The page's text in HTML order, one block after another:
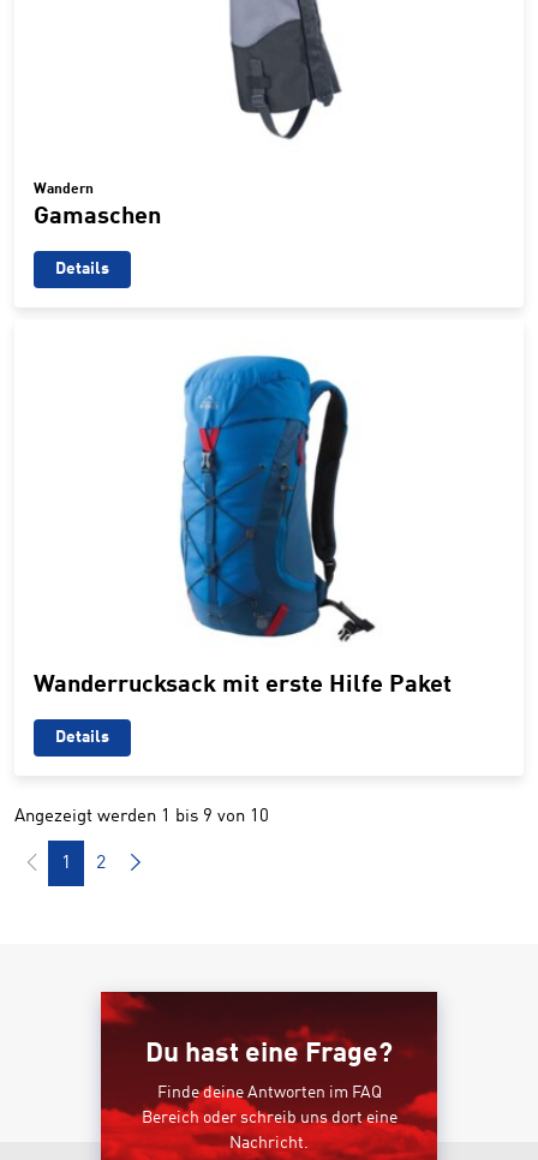
Wandern
Gamaschen
Details
Wanderrucksack mit erste Hilfe Paket
Details
Angezeigt werden 1 bis 9 von 10
1 2
Du hast eine Frage?
Finde deine Antworten im FAQ
Bereich oder schreib uns dort eine
Nachricht.